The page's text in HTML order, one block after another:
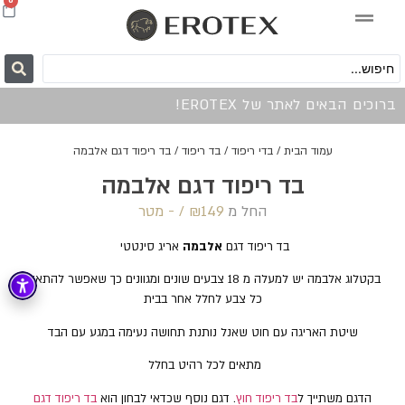
ברוכים הבאים לאתר של EROTEX!
עמוד הבית /בדי ריפוד /בד ריפוד / בד ריפוד דגם אלבמה
בד ריפוד דגם אלבמה
החל מ ₪149 /‏‏‎ ‎- מטר
בד ריפוד דגם אלבמה אריג סינטטי
בקטלוג אלבמה יש למעלה מ 18 צבעים שונים ומגוונים כך שאפשר להתאים
כל צבע לחלל אחר בבית
שיטת האריגה עם חוט שאנל נותנת תחושה נעימה במגע עם הבד
מתאים לכל רהיט בחלל
הדגם משתייך לבד ריפוד חוץ. דגם נוסף שכדאי לבחון הוא בד ריפוד דגם